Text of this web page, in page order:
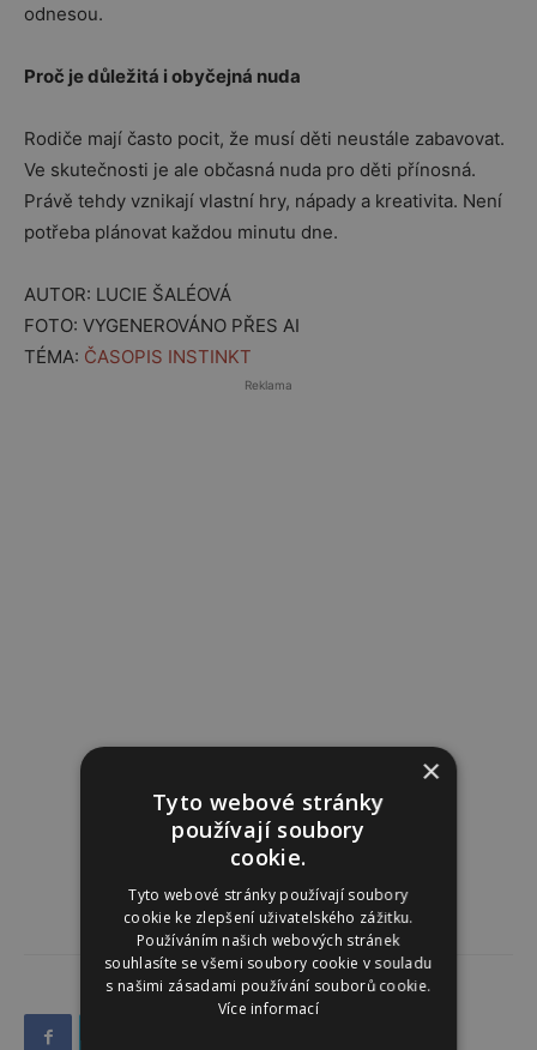
odnesou.
Proč je důležitá i obyčejná nuda
Rodiče mají často pocit, že musí děti neustále zabavovat.
Ve skutečnosti je ale občasná nuda pro děti přínosná.
Právě tehdy vznikají vlastní hry, nápady a kreativita. Není
potřeba plánovat každou minutu dne.
AUTOR: LUCIE ŠALÉOVÁ
FOTO: VYGENEROVÁNO PŘES AI
TÉMA: ČASOPIS INSTINKT
Reklama
×
Tyto webové stránky
používají soubory
cookie.
Tyto webové stránky používají soubory
cookie ke zlepšení uživatelského zážitku.
Používáním našich webových stránek
souhlasíte se všemi soubory cookie v souladu
s našimi zásadami používání souborů cookie.
Více informací